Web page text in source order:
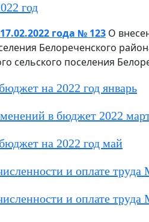
год
года № 123 О
Белореченского
сельского поселения
на 2022 год январь
в бюджет 2022
на 2022 год май
и оплате
и оплате